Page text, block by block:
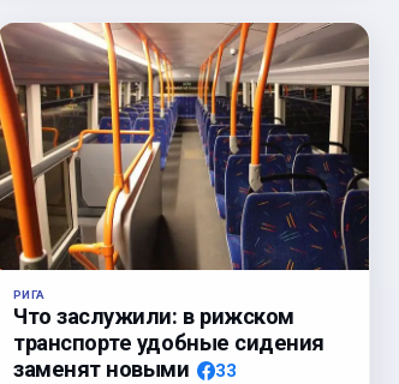
РИГА
Что заслужили: в рижском
транспорте удобные сидения
заменят новыми
33